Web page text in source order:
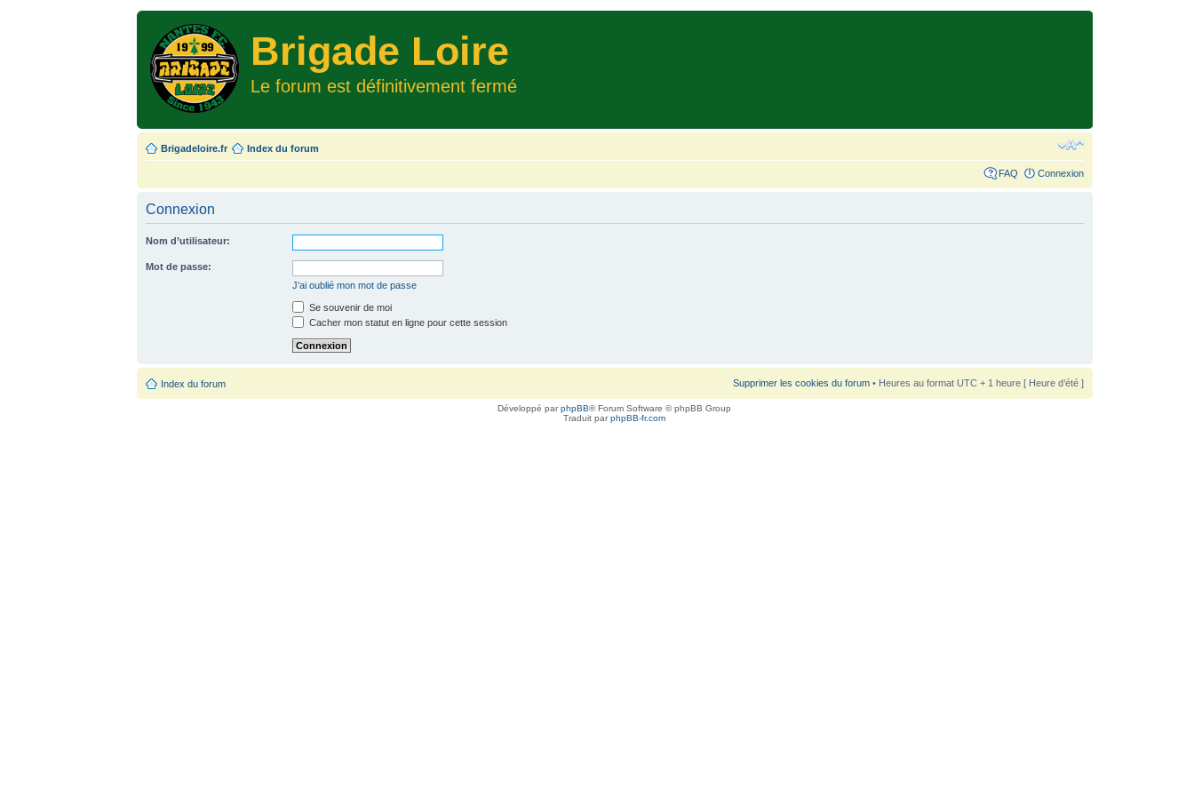
Brigade Loire
Le forum est définitivement fermé
Brigadeloire.fr Index du forum
FAQ Connexion
Connexion
Nom d’utilisateur:
Mot de passe:
J’ai oublié mon mot de passe
Se souvenir de moi
Cacher mon statut en ligne pour cette session
Index du forum Supprimer les cookies du forum• Heures au format UTC + 1 heure [ Heure d’été ]
Développé parphpBB® Forum Software © phpBB Group
Traduit parphpBB-fr.com